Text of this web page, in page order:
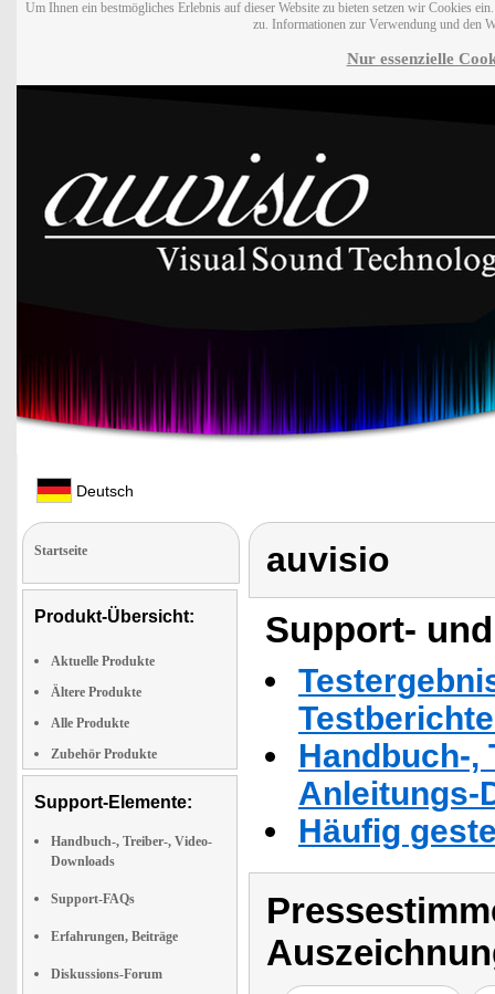
Um Ihnen ein bestmögliches Erlebnis auf dieser Website zu bieten setzen wir Cookies
zu. Informationen zur Verwendung und den
Nur essenzielle
Deutsch
Startseite
Produkt-Übersicht:
Aktuelle Produkte
Ältere Produkte
Alle Produkte
Zubehör Produkte
Support-Elemente:
Handbuch-, Treiber-, Video-
Downloads
Support-FAQs
Erfahrungen, Beiträge
Diskussions-Forum
auvisio
Support-
Handbuch-,
Anleitungs-
Häufig